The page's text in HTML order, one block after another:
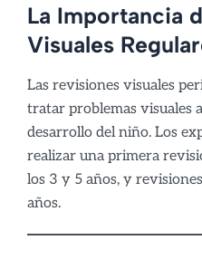
La Importancia
Visuales
Las revisiones visuales
tratar problemas visuales
desarrollo del niño. Los
realizar una primera
los 3 y 5 años, y
años.